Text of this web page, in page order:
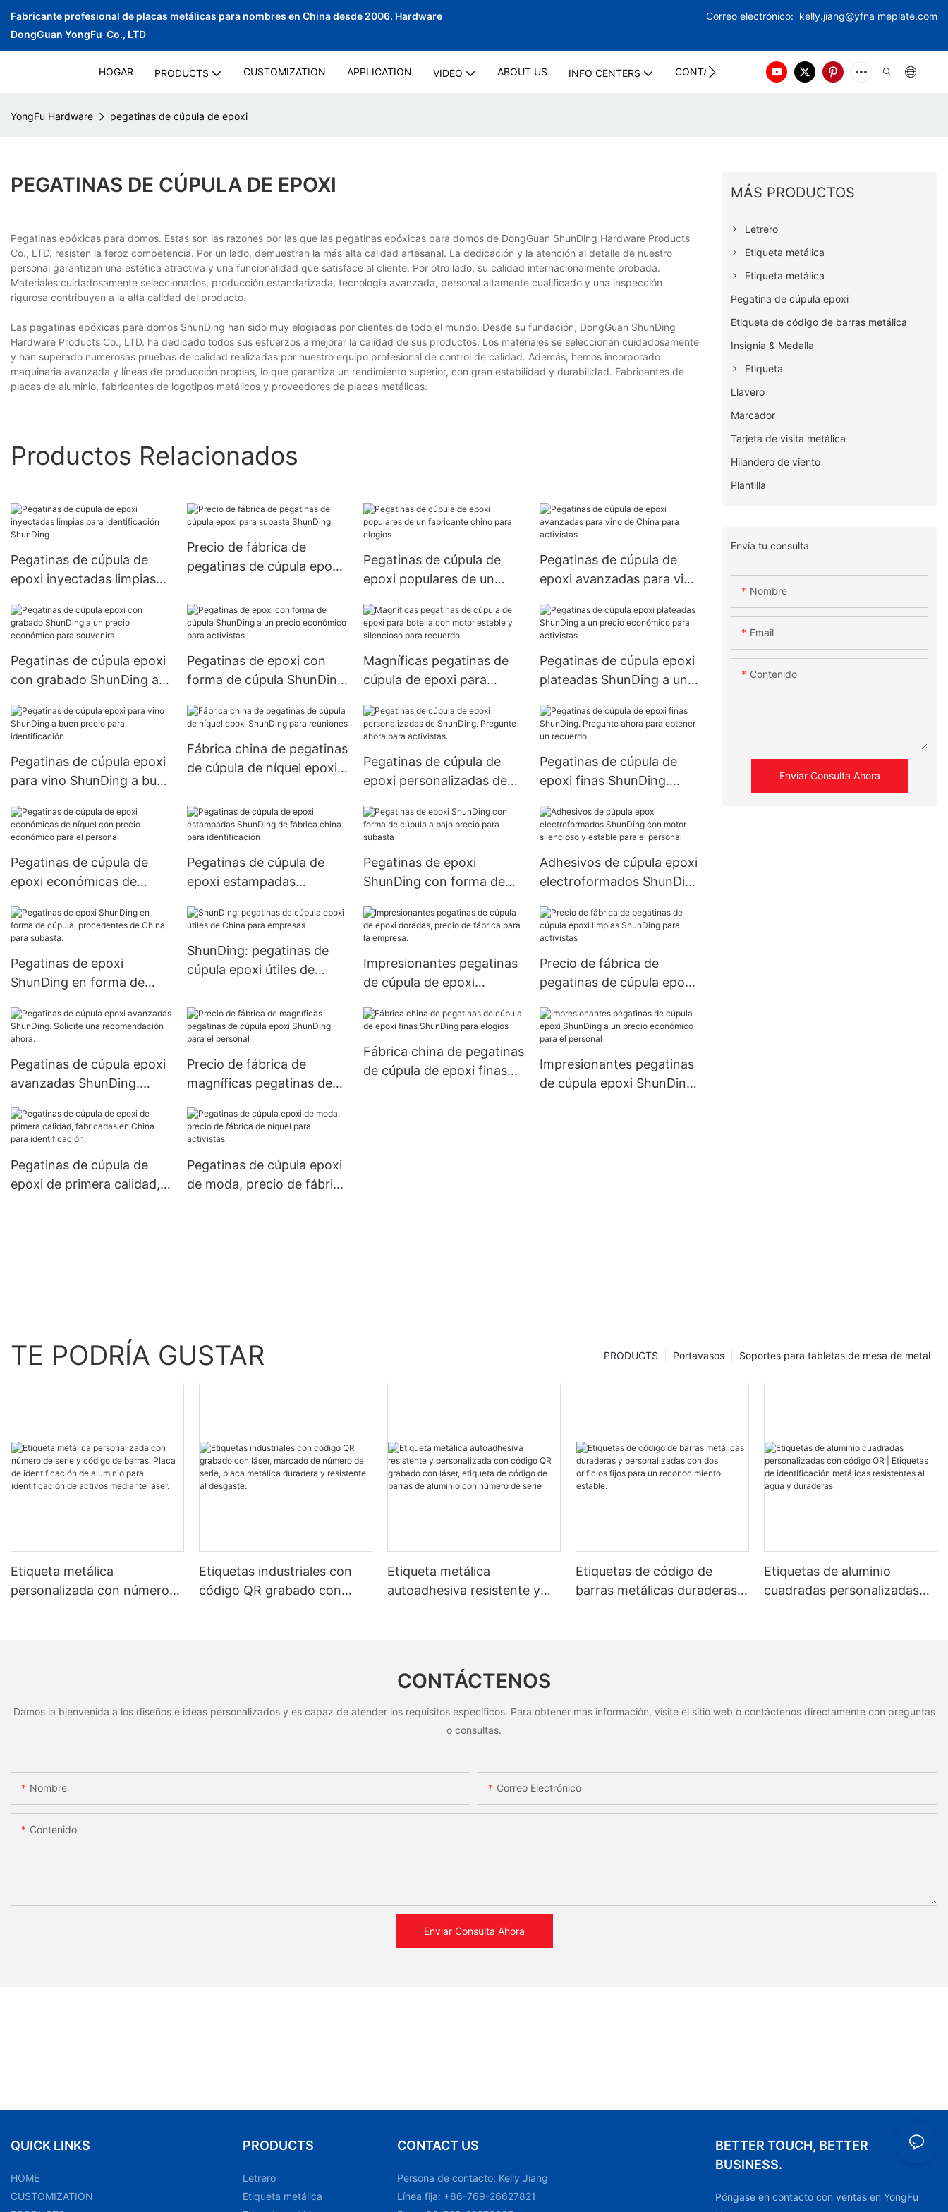
Fabricante profesional de placas metálicas para nombres en China desde 2006. Hardware
DongGuan YongFu Co., LTD
Correo electrónico: kelly.jiang@yfna meplate.com
HOGAR PRODUCTS CUSTOMIZATION APPLICATION VIDEO ABOUT US INFO CENTERS CONTACT US
YongFu Hardware pegatinas de cúpula de epoxi
PEGATINAS DE CÚPULA DE EPOXI
Pegatinas epóxicas para domos. Estas son las razones por las que las pegatinas epóxicas para domos de DongGuan ShunDing Hardware Products
Co., LTD. resisten la feroz competencia. Por un lado, demuestran la más alta calidad artesanal. La dedicación y la atención al detalle de nuestro
personal garantizan una estética atractiva y una funcionalidad que satisface al cliente. Por otro lado, su calidad internacionalmente probada.
Materiales cuidadosamente seleccionados, producción estandarizada, tecnología avanzada, personal altamente cualificado y una inspección
rigurosa contribuyen a la alta calidad del producto.
Las pegatinas epóxicas para domos ShunDing han sido muy elogiadas por clientes de todo el mundo. Desde su fundación, DongGuan ShunDing
Hardware Products Co., LTD. ha dedicado todos sus esfuerzos a mejorar la calidad de sus productos. Los materiales se seleccionan cuidadosamente
y han superado numerosas pruebas de calidad realizadas por nuestro equipo profesional de control de calidad. Además, hemos incorporado
maquinaria avanzada y líneas de producción propias, lo que garantiza un rendimiento superior, con gran estabilidad y durabilidad. Fabricantes de
placas de aluminio, fabricantes de logotipos metálicos y proveedores de placas metálicas.
Productos Relacionados
Pegatinas de cúpula de
epoxi inyectadas limpias
ShunDing
Precio de fábrica de
pegatinas de cúpula epoxi
Pegatinas de cúpula de
epoxi populares de un
elogios
Pegatinas de cúpula de
epoxi avanzadas para vino
Pegatinas de cúpula epoxi
con grabado ShunDing a
souvenirs
Pegatinas de epoxi con
forma de cúpula ShunDing
para activistas
Magníficas pegatinas de
cúpula de epoxi para
y silencioso para recuerdo
Pegatinas de cúpula epoxi
plateadas ShunDing a un
activistas
Pegatinas de cúpula epoxi
para vino ShunDing a buen
Fábrica china de pegatinas
de cúpula de níquel epoxi
Pegatinas de cúpula de
epoxi personalizadas de
para activistas.
Pegatinas de cúpula de
epoxi finas ShunDing.
obtener un recuerdo.
Pegatinas de cúpula de
epoxi económicas de
económico para el
personal
Pegatinas de cúpula de
epoxi estampadas
para identificación
Pegatinas de epoxi
ShunDing con forma de
subasta
Adhesivos de cúpula epoxi
electroformados ShunDing
estable para el personal
Pegatinas de epoxi
ShunDing en forma de
China, para subasta.
ShunDing: pegatinas de
cúpula epoxi útiles de
Impresionantes pegatinas
de cúpula de epoxi
para la empresa.
Precio de fábrica de
pegatinas de cúpula epoxi
activistas
Pegatinas de cúpula epoxi
avanzadas ShunDing.
recomendación ahora.
Precio de fábrica de
magníficas pegatinas de
para el personal
Fábrica china de pegatinas
de cúpula de epoxi finas
Impresionantes pegatinas
de cúpula epoxi ShunDing
Pegatinas de cúpula de
epoxi de primera calidad,
Pegatinas de cúpula epoxi
de moda, precio de fábrica
MÁS PRODUCTOS
Letrero
Etiqueta metálica
Etiqueta metálica
Pegatina de cúpula epoxi
Etiqueta de código de barras metálica
Insignia & Medalla
Etiqueta
Llavero
Marcador
Tarjeta de visita metálica
Hilandero de viento
Plantilla
Envía tu consulta
Nombre
Email
Contenido
Enviar Consulta Ahora
TE PODRÍA GUSTAR Soportes para tabletas de mesa de metal
Portavasos
PRODUCTS
Etiqueta metálica
personalizada con número
Etiquetas industriales con
código QR grabado con
Etiqueta metálica
autoadhesiva resistente y
de aluminio con número de
serie
Etiquetas de código de
barras metálicas duraderas y
Etiquetas de aluminio
cuadradas personalizadas
CONTÁCTENOS
Damos la bienvenida a los diseños e ideas personalizados y es capaz de atender los requisitos específicos. Para obtener más información, visite el sitio web o contáctenos directamente con preguntas
o consultas.
Nombre Correo Electrónico
Contenido
Enviar Consulta Ahora
QUICK LINKS
HOME
CUSTOMIZATION
PRODUCTS
Letrero
Etiqueta metálica
CONTACT US
Persona de contacto: Kelly Jiang
Línea fija: +86-769-26627821
BETTER TOUCH, BETTER
BUSINESS.
Póngase en contacto con ventas en YongFu